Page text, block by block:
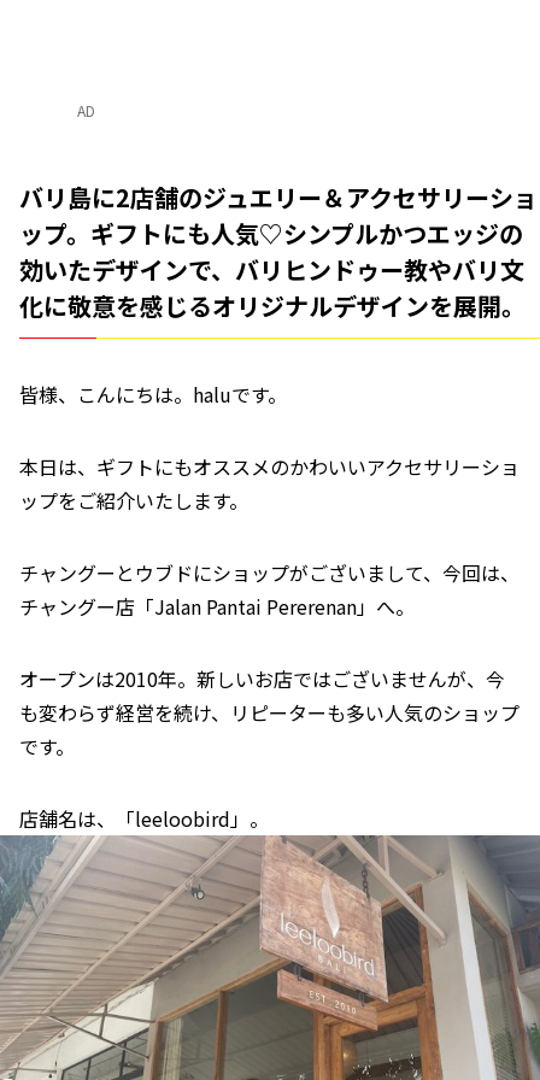
AD
バリ島に2店舗のジュエリー＆アクセサリーショ
ップ。ギフトにも人気♡シンプルかつエッジの
効いたデザインで、バリヒンドゥー教やバリ文
化に敬意を感じるオリジナルデザインを展開。
皆様、こんにちは。haluです。
本日は、ギフトにもオススメのかわいいアクセサリーショ
ップをご紹介いたします。
チャングーとウブドにショップがございまして、今回は、
チャングー店「Jalan Pantai Pererenan」へ。
オープンは2010年。新しいお店ではございませんが、今
も変わらず経営を続け、リピーターも多い人気のショップ
です。
店舗名は、「leeloobird」。